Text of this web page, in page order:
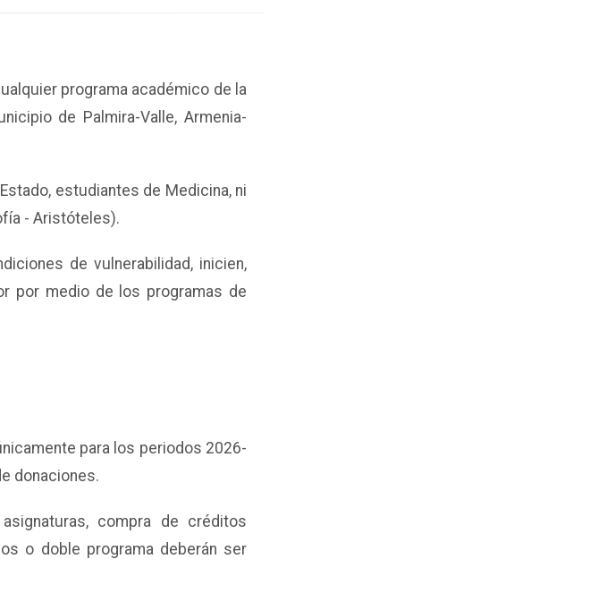
programa académico de la
de Palmira-Valle, Armenia-
estudiantes de Medicina, ni
- Aristóteles).
de vulnerabilidad, inicien,
por medio de los programas de
para los periodos 2026-
donaciones.
compra de créditos
o doble programa deberán ser